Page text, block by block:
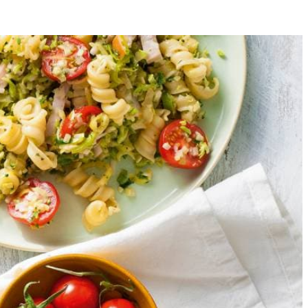
4
geheel al roerend aan de kook. Laat het op laag vuur 12 min.
Verdeel de pasta over de borden.